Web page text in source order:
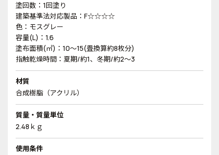
塗回数：1回塗り
建築基準法対応製品：F☆☆☆☆
色：モスグレー
容量(L)：1.6
塗布面積(㎡)：10～15(畳換算約8枚分)
指触乾燥時間：夏期/約1、冬期/約2～3
材質
合成樹脂（アクリル）
質量・質量単位
2.48ｋｇ
使用条件